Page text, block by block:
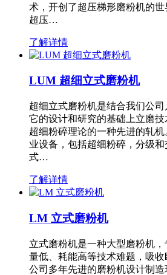
术，开创了超压梯形磨粉机的
超压…
了解详情
LUM 超细立式磨粉机
超细立式磨粉机是结合我们公司
它的设计和研究的基础上立磨
超细粉碎理论的一种先进的轧
业设备，包括超细粉碎，分级
式…
了解详情
LM 立式磨粉机
立式磨粉机是一种大型磨粉机
量低、耗能高等技术难题，吸
公司多年先进的磨粉机设计制